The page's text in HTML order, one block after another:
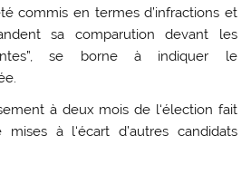
commis en termes d’infractions et
sa comparution devant les
se borne à indiquer le
à deux mois de l‘élection fait
à l‘écart d’autres candidats